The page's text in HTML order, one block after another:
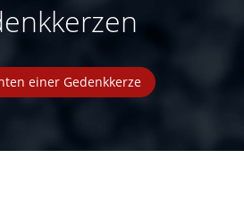
einer Gedenkkerze